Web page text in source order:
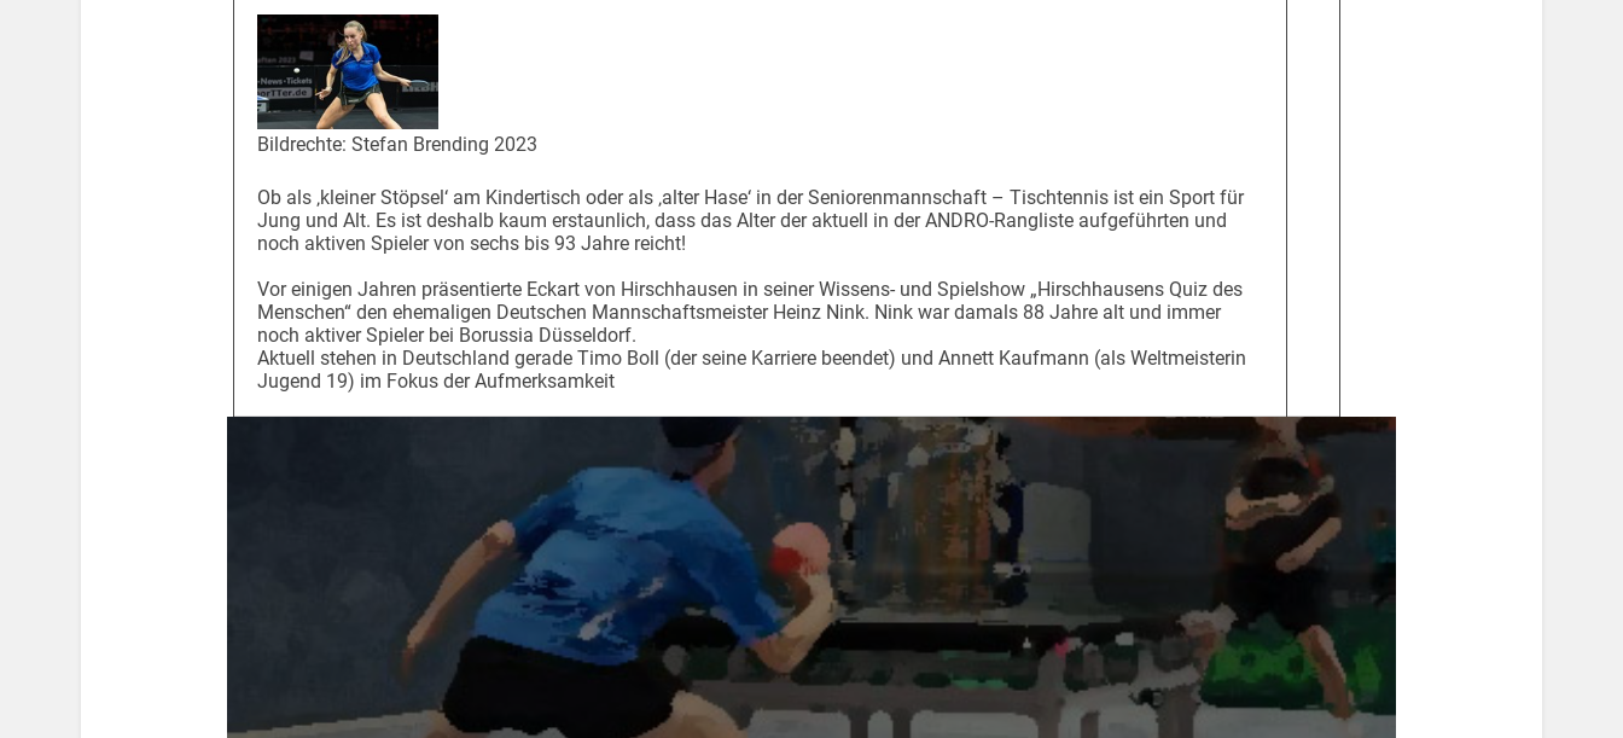
Bildrechte: Stefan Brending 2023
Ob als ‚kleiner Stöpsel‘ am Kindertisch oder als ‚alter Hase‘ in der Seniorenmannschaft – Tischtennis ist ein Sport für
Jung und Alt. Es ist deshalb kaum erstaunlich, dass das Alter der aktuell in der ANDRO-Rangliste aufgeführten und
noch aktiven Spieler von sechs bis 93 Jahre reicht!
Vor einigen Jahren präsentierte Eckart von Hirschhausen in seiner Wissens- und Spielshow „Hirschhausens Quiz des
Menschen“ den ehemaligen Deutschen Mannschaftsmeister Heinz Nink. Nink war damals 88 Jahre alt und immer
noch aktiver Spieler bei Borussia Düsseldorf.
Aktuell stehen in Deutschland gerade Timo Boll (der seine Karriere beendet) und Annett Kaufmann (als Weltmeisterin
Jugend 19) im Fokus der Aufmerksamkeit